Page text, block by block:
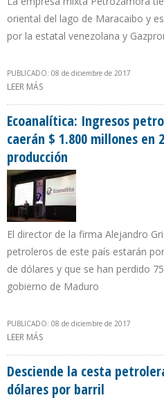
oriental del lago de Maracaibo y
por la estatal venezolana y
PUBLICADO: 08 de diciembre de 2017
LEER MÁS
Ecoanalítica: Ingresos
caerán $ 1.800 millones en
producción
El director de la firma Alejandro
petroleros de este país estarán
de dólares y que se han perdido
gobierno de Maduro
PUBLICADO: 08 de diciembre de 2017
LEER MÁS
PRODUCCIÓN
Desciende la cesta
dólares por barril